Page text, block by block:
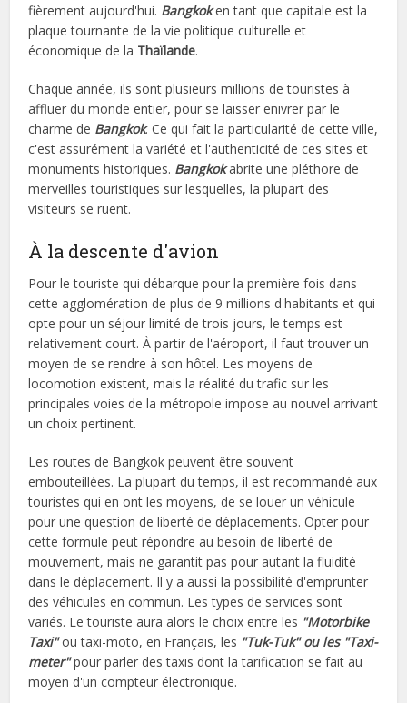
fièrement aujourd'hui. Bangkoken tant que capitale est la
plaque tournante de la vie politique culturelle et
économique de la Thaïlande.
Chaque année, ils sont plusieurs millions de touristes à
affluer du monde entier, pour se laisser enivrer par le
charme de Bangkok. Ce qui fait la particularité de cette ville,
c'est assurément la variété et l'authenticité de ces sites et
monuments historiques. Bangkokabrite une pléthore de
merveilles touristiques sur lesquelles, la plupart des
visiteurs se ruent.
À la descente d'avion
Pour le touriste qui débarque pour la première fois dans
cette agglomération de plus de 9 millions d'habitants et qui
opte pour un séjour limité de trois jours, le temps est
relativement court. À partir de l'aéroport, il faut trouver un
moyen de se rendre à son hôtel. Les moyens de
locomotion existent, mais la réalité du trafic sur les
principales voies de la métropole impose au nouvel arrivant
un choix pertinent.
Les routes de Bangkok peuvent être souvent
embouteillées. La plupart du temps, il est recommandé aux
touristes qui en ont les moyens, de se louer un véhicule
pour une question de liberté de déplacements. Opter pour
cette formule peut répondre au besoin de liberté de
mouvement, mais ne garantit pas pour autant la fluidité
dans le déplacement. Il y a aussi la possibilité d'emprunter
des véhicules en commun. Les types de services sont
variés. Le touriste aura alors le choix entre les "Motorbike
Taxi"ou taxi-moto, en Français, les "Tuk-Tuk" ou les "Taxi-
meter"pour parler des taxis dont la tarification se fait au
moyen d'un compteur électronique.